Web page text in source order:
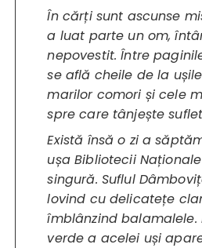
În cărți sunt ascunse
a luat parte un om,
nepovestit. Între
se află cheile de la
marilor comori și cele
spre care tânjește
Există însă o zi a
ușa Bibliotecii
singură. Suflul
lovind cu delicatețe
îmblânzind balamalele.
verde a acelei uși